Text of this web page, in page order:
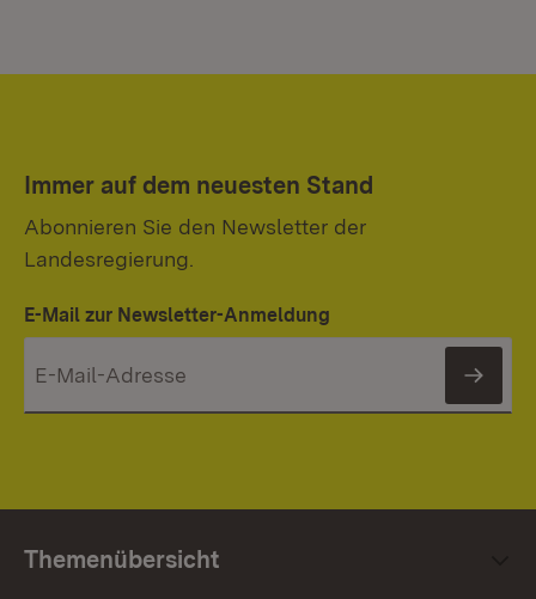
Immer auf dem neuesten Stand
Abonnieren Sie den Newsletter der
Landesregierung.
E-Mail zur Newsletter-Anmeldung
Themenübersicht